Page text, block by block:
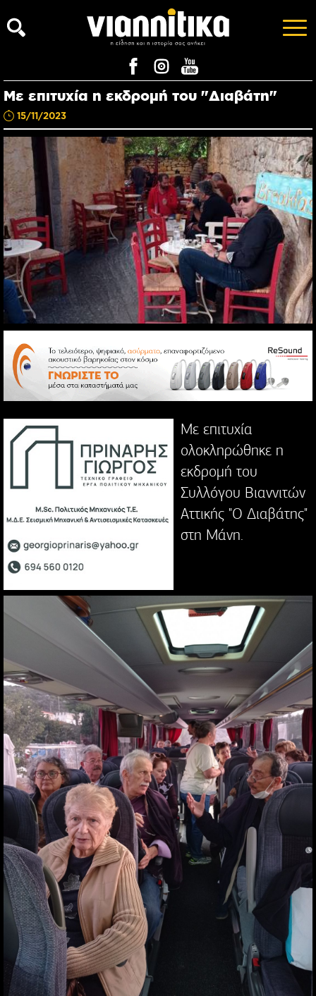
Με επιτυχία η εκδρομή του "Διαβάτη"
15/11/2023
Με επιτυχία
ολοκληρώθηκε η
εκδρομή του
Συλλόγου Βιαννιτών
Αττικής "Ο Διαβάτης"
στη Μάνη.